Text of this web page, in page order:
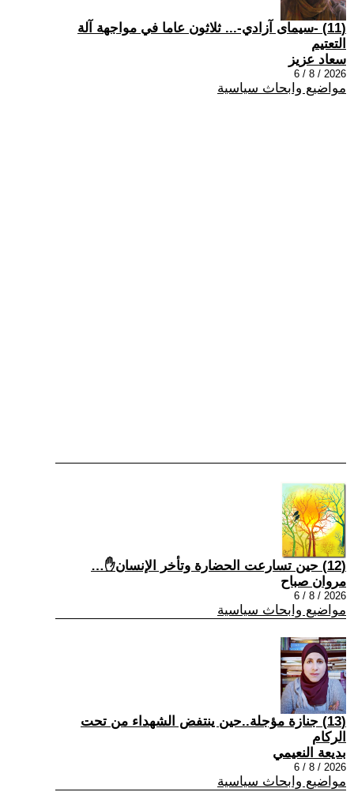
(11) -سيمای آزادي-... ثلاثون عاما في مواجهة آلة
التعتيم
سعاد عزيز
2026 / 8 / 6
مواضيع وابحاث سياسية
(12) حين تسارعت الحضارة وتأخر الإنسان✋…
مروان صباح
2026 / 8 / 6
مواضيع وابحاث سياسية
(13) جنازة مؤجلة..حين ينتفض الشهداء من تحت
الركام
بديعة النعيمي
2026 / 8 / 6
مواضيع وابحاث سياسية